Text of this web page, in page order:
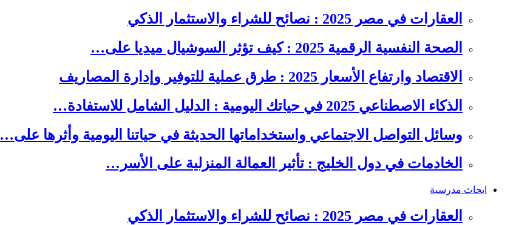
العقارات في مصر 2025 : نصائح للشراء والاستثمار الذكي
الصحة النفسية الرقمية 2025 : كيف تؤثر السوشيال ميديا على…
الاقتصاد وارتفاع الأسعار 2025 : طرق عملية للتوفير وإدارة المصاريف
الذكاء الاصطناعي 2025 في حياتك اليومية : الدليل الشامل للاستفادة…
وسائل التواصل الاجتماعي واستخداماتها الحديثة في حياتنا اليومية وأثرها على…
الخادمات في دول الخليج : تأثير العمالة المنزلية على الأسر…
ابحاث مدرسية
العقارات في مصر 2025 : نصائح للشراء والاستثمار الذكي